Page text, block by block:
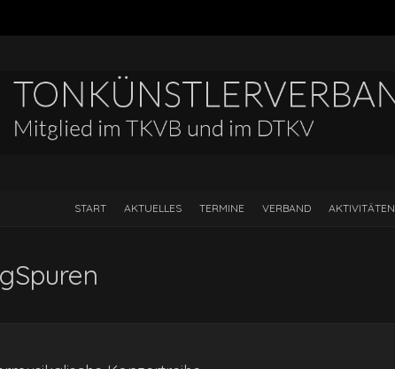
START AKTUELLES TERMINE VERBAND AKTIVITÄTEN